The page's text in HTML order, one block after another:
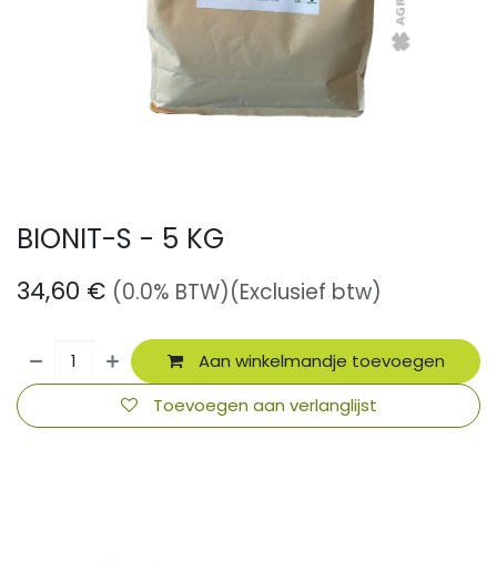
BIONIT-S - 5 KG
34,60 € (0.0% BTW)(Exclusief btw)
Aan winkelmandje toevoegen
Toevoegen aan verlanglijst